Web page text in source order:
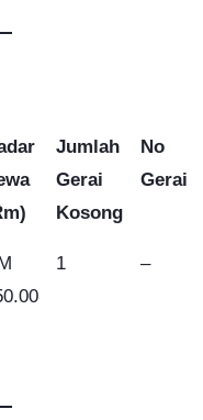
Jumlah
Gerai
Kosong
No
Gerai
1 –